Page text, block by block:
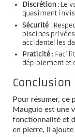
Discrétion: Le
quasiment
Sécurité:
piscines
accidentelles
Praticité:
déploiement et
Conclusion
Pour résumer, ce
Mauguio est une
fonctionnalité et
en pierre, il